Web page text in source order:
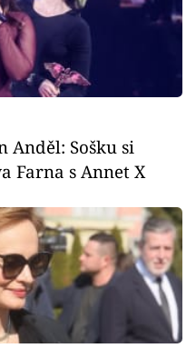
Anděl: Sošku si
Farna s Annet X